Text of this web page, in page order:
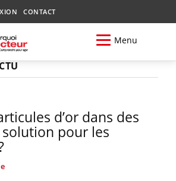
CONTACT
Menu
d’or dans des
pour les